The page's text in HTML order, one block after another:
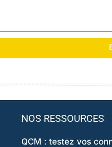
NOS RESSOURCES
QCM : testez vos